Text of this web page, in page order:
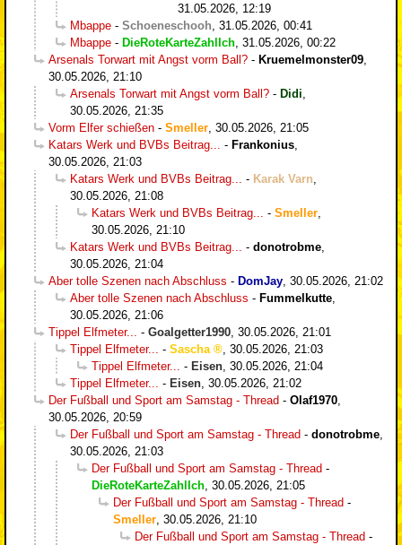
31.05.2026, 12:19
Mbappe - Schoeneschooh 31.05.2026, 00:41
Mbappe - DieRoteKarteZahlIch 31.05.2026, 00:22
Arsenals Torwart mit Angst vorm Ball? - Kruemelmonster09
30.05.2026, 21:10
Arsenals Torwart mit Angst vorm Ball? - Didi
30.05.2026, 21:35
Vorm Elfer schießen - Smeller 30.05.2026, 21:05
Katars Werk und BVBs Beitrag...
- Frankonius
30.05.2026, 21:03
Katars Werk und BVBs Beitrag...
- Karak Varn
30.05.2026, 21:08
Katars Werk und BVBs Beitrag...
- Smeller
30.05.2026, 21:10
Katars Werk und BVBs Beitrag...
- donotrobme
30.05.2026, 21:04
Aber tolle Szenen nach Abschluss - DomJay 30.05.2026, 21:02
Aber tolle Szenen nach Abschluss - Fummelkutte
30.05.2026, 21:06
Tippel Elfmeter...
- Goalgetter1990 30.05.2026, 21:01
Tippel Elfmeter...
- Sascha
30.05.2026, 21:03
Tippel Elfmeter...
- Eisen 30.05.2026, 21:04
Tippel Elfmeter...
- Eisen 30.05.2026, 21:02
Der Fußball und Sport am Samstag - Thread - Olaf1970
30.05.2026, 20:59
Der Fußball und Sport am Samstag - Thread - donotrobme
30.05.2026, 21:03
Der Fußball und Sport am Samstag - Thread -
DieRoteKarteZahlIch 30.05.2026, 21:05
Der Fußball und Sport am Samstag - Thread -
Smeller 30.05.2026, 21:10
Der Fußball und Sport am Samstag - Thread -